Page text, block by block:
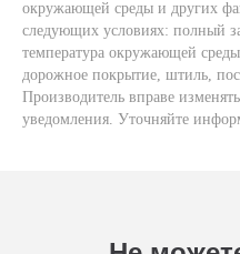
окружающей среды и других
следующих условиях: полный
температура окружающей
дорожное покрытие, штиль,
Производитель вправе
уведомления. Уточняйте